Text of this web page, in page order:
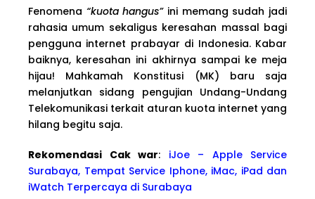
Fenomena “kuota hangus”ini memang sudah jadi
rahasia umum sekaligus keresahan massal bagi
pengguna internet prabayar di Indonesia. Kabar
baiknya, keresahan ini akhirnya sampai ke meja
hijau! Mahkamah Konstitusi (MK) baru saja
melanjutkan sidang pengujian Undang-Undang
Telekomunikasi terkait aturan kuota internet yang
hilang begitu saja.
Rekomendasi Cak war: iJoe – Apple Service
Surabaya, Tempat Service Iphone, iMac, iPad dan
iWatch Terpercaya di Surabaya